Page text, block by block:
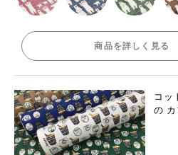
商品を詳しく見る
コッ
の